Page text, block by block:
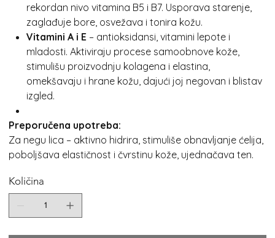
rekordan nivo vitamina B5 i B7. Usporava starenje,
zaglađuje bore, osvežava i tonira kožu.
Vitamini A i E – antioksidansi, vitamini lepote i
mladosti. Aktiviraju procese samoobnove kože,
stimulišu proizvodnju kolagena i elastina,
omekšavaju i hrane kožu, dajući joj negovan i blistav
izgled.
Preporučena upotreba:
Za negu lica – aktivno hidrira, stimuliše obnavljanje ćelija,
poboljšava elastičnost i čvrstinu kože, ujednačava ten.
Količina